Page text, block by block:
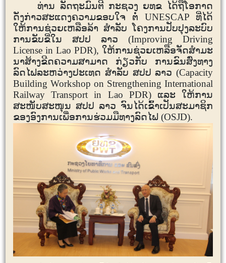
ທ່ານ ລັດຖະມົນຕີ ກະຊວງ ຍທຂ ໄດ້ຖືໂອກາດ
ດັ່ງກ່າວສະແດງຄວາມຂອບໃຈ ຕໍ່ UNESCAP ທີ່ໄດ້
ໃຫ້ການຊ່ວຍເຫລືອລ້າ ສຳລັບ ໂຄງການປັບປຸງລະບົບ
ການຂັບຂີ່ໃນ ສປປ ລາວ (Improving Driving
License in Lao PDR), ໃຫ້ການຊ່ວຍເຫລືອຈັດສຳມະ
ນາສ້າງຂີດຄວາມສາມາດ ກ່ຽວກັບ ການຂົນສົ່ງທາງ
ລົດໄຟລະຫວ່າງປະເທດ ສຳລັບ ສປປ ລາວ (Capacity
Building Workshop on Strengthening International
Railway Transport in Lao PDR)ແລະ ໃຫ້ການ
ສະໜັບສະໜຸນ ສປປ ລາວ ຈົນໄດ້ເຂົ້າເປັນສະມາຊິກ
ຂອງອົງການເພື່ອການຮ່ວມມືທາງລົດໄຟ (OSJD).